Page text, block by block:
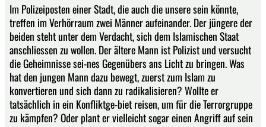
Im Polizeiposten einer Stadt, die auch die unsere sein könnte,
treffen im Verhörraum zwei Männer aufeinander. Der jüngere der
beiden steht unter dem Verdacht, sich dem Islamischen Staat
anschliessen zu wollen. Der ältere Mann ist Polizist und versucht
die Geheimnisse sei-nes Gegenübers ans Licht zu bringen. Was
hat den jungen Mann dazu bewegt, zuerst zum Islam zu
konvertieren und sich dann zu radikalisieren? Wollte er
tatsächlich in ein Konfliktge-biet reisen, um für die Terrorgruppe
zu kämpfen? Oder plant er vielleicht sogar einen Angriff auf sein